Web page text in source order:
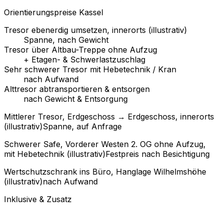
Orientierungspreise Kassel
Tresor ebenerdig umsetzen, innerorts (illustrativ)
Spanne, nach Gewicht
Tresor über Altbau-Treppe ohne Aufzug
+ Etagen- & Schwerlastzuschlag
Sehr schwerer Tresor mit Hebetechnik / Kran
nach Aufwand
Alttresor abtransportieren & entsorgen
nach Gewicht & Entsorgung
Mittlerer Tresor, Erdgeschoss → Erdgeschoss, innerorts
(illustrativ)Spanne, auf Anfrage
Schwerer Safe, Vorderer Westen 2. OG ohne Aufzug,
mit Hebetechnik (illustrativ)Festpreis nach Besichtigung
Wertschutzschrank ins Büro, Hanglage Wilhelmshöhe
(illustrativ)nach Aufwand
Inklusive & Zusatz